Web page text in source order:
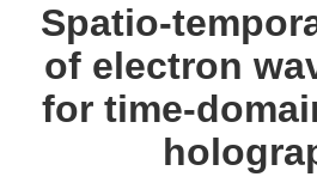
Spatio-
of electron
for time-